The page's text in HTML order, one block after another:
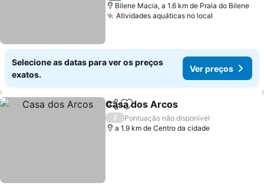
Bilene Macia, a 1.6 km de Praia do Bilene
Atividades aquáticas no local
Selecione as datas para ver os preços
exatos.
Ver preços
PartilharAdicionar aos favoritos
Casa dos Arcos
/
Pontuação não disponível
a 1.9 km de Centro da cidade